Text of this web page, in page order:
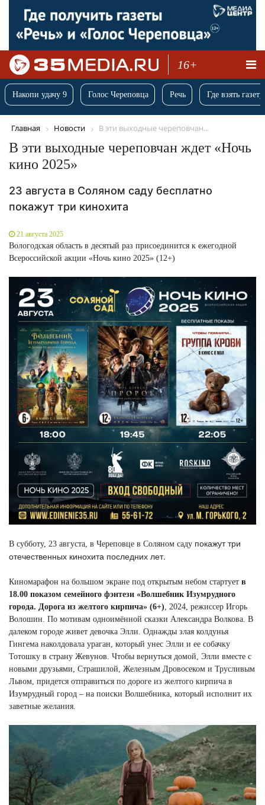
16+
Накопи удачу 9 Голос Череповца Речь Где взять
Главная Новости В эти выходные череповчан...
В эти выходные череповчан ждет «Ночь
кино 2025»
23 августа в Соляном саду бесплатно
покажут три кинохита
21 августа 2025
Вологодская область в десятый раз присоединится к ежегодной
Всероссийской акции «Ночь кино 2025» (12+)
В субботу, 23 августа, в Череповце в Соляном саду покажут три
отечественных кинохита последних лет.
Киномарафон на большом экране под открытым небом стартует в
18.00 показом семейного фэнтези «Волшебник Изумрудного
города. Дорога из желтого кирпича» (6+) , 2024, режиссер Игорь
Волошин. По мотивам одноимённой сказки Александра Волкова. В
далеком городе живет девочка Элли. Однажды злая колдунья
Гингема наколдовала ураган, который унес Элли и ее собачку
Тотошку в страну Жевунов. Чтобы вернуться домой, Элли вместе с
новыми друзьями, Страшилой, Железным Дровосеком и Трусливым
Львом, придется отправиться по дороге из желтого кирпича в
Изумрудный город – на поиски Волшебника, который исполнит их
заветные желания.